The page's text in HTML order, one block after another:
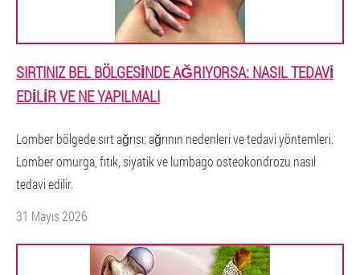
SIRTINIZ BEL BÖLGESINDE AĞRIYORSA: NASIL TEDAVI
EDILIR VE NE YAPILMALI
Lomber bölgede sırt ağrısı: ağrının nedenleri ve tedavi yöntemleri.
Lomber omurga, fıtık, siyatik ve lumbago osteokondrozu nasıl
tedavi edilir.
31 Mayıs 2026